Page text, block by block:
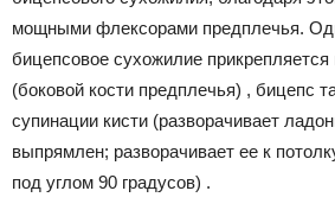
мощными флексорами предплечья.
бицепсовое сухожилие прикрепляется
(боковой кости предплечья) , бицепс
супинации кисти (разворачивает
выпрямлен; разворачивает ее к
под углом 90 градусов) .